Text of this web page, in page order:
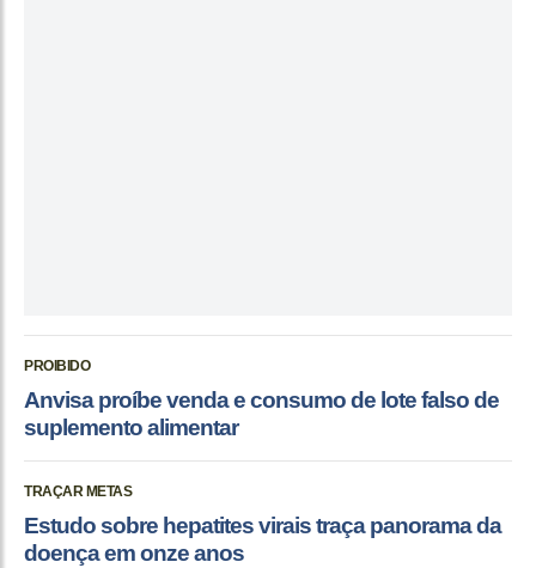
PROIBIDO
Anvisa proíbe venda e consumo de lote falso de
suplemento alimentar
TRAÇAR METAS
Estudo sobre hepatites virais traça panorama da
doença em onze anos